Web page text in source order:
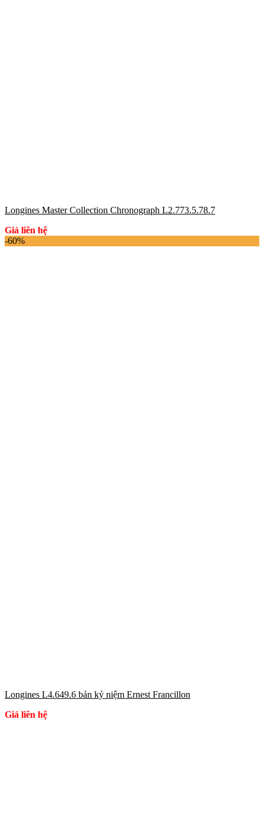
Longines Master Collection Chronograph L2.773.5.78.7
Giá liên hệ
-60%
Longines L4.649.6 bản kỷ niệm Ernest Francillon
Giá liên hệ